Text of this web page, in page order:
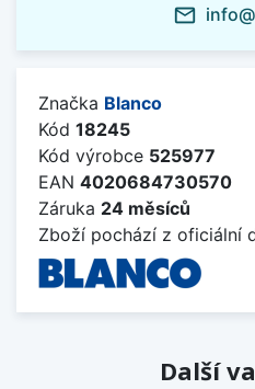
mail_outline
Značka Blanco
Kód 18245
Kód výrobce 525977
EAN 4020684730570
Záruka 24 měsíců
Zboží pochází z oficiální
Další